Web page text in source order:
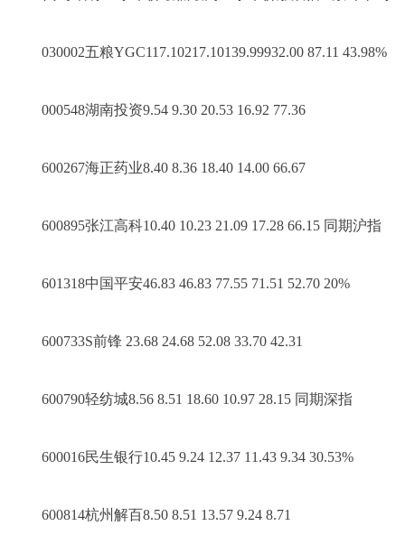
030002五粮YGC117.10217.10139.99932.00 87.11 43.98%
000548湖南投资9.54 9.30 20.53 16.92 77.36
600267海正药业8.40 8.36 18.40 14.00 66.67
600895张江高科10.40 10.23 21.09 17.28 66.15 同期沪指
601318中国平安46.83 46.83 77.55 71.51 52.70 20%
600733S前锋 23.68 24.68 52.08 33.70 42.31
600790轻纺城8.56 8.51 18.60 10.97 28.15 同期深指
600016民生银行10.45 9.24 12.37 11.43 9.34 30.53%
600814杭州解百8.50 8.51 13.57 9.24 8.71